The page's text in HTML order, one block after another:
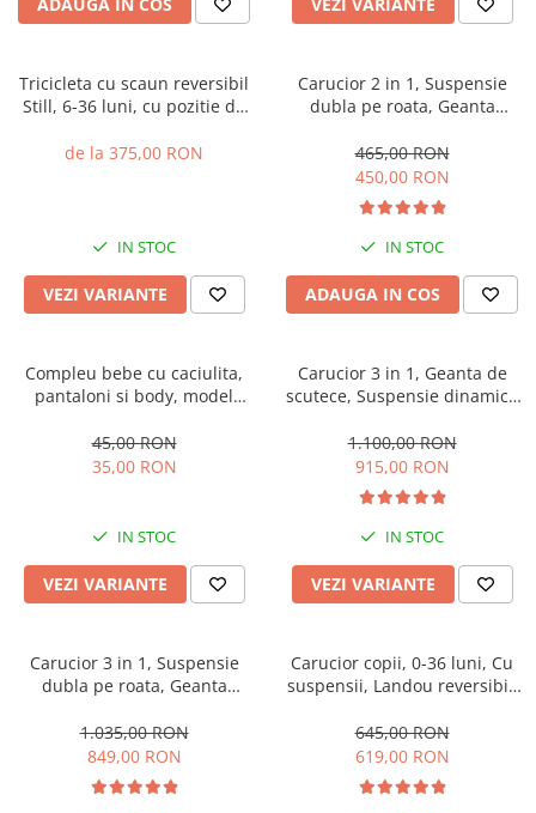
Tricicleta cu scaun reversibil
Still, 6-36 luni, cu pozitie de
plina
de la 375,00 RON
IN STOC
VEZI VARIANTE
Carucior 2 in 1, Suspensie
dubla pe roata, Geanta
Belecoo, turcoaz
465,00 RON
450,00 RON
IN STOC
ADAUGA IN COS
Compleu bebe cu caciulita,
pantaloni si body, model
45,00 RON
35,00 RON
IN STOC
VEZI VARIANTE
Carucior 3 in 1, Geanta de
scutece, Suspensie dinamica
aluminiu
1.100,00 RON
915,00 RON
IN STOC
VEZI VARIANTE
Carucior 3 in 1, Suspensie
dubla pe roata, Geanta
Belecoo, bej
1.035,00 RON
849,00 RON
Carucior copii, 0-36 luni, Cu
suspensii, Landou reversibil,
Roata cauciuc
645,00 RON
619,00 RON